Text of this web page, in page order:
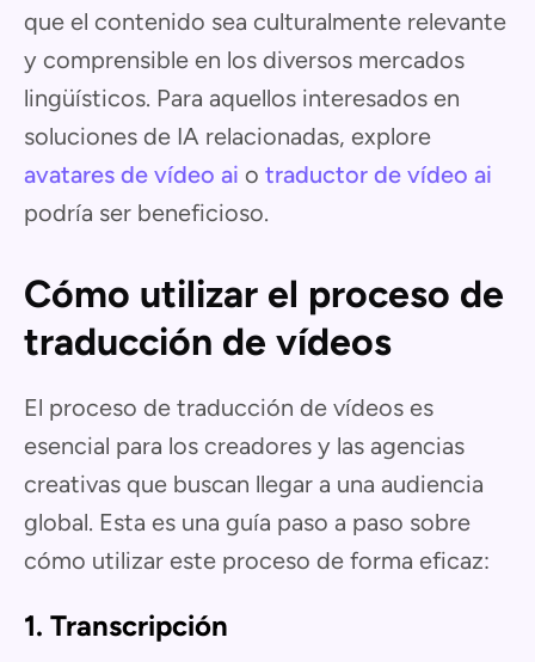
que el contenido sea culturalmente relevante
y comprensible en los diversos mercados
lingüísticos. Para aquellos interesados en
soluciones de IA relacionadas, explore
avatares de vídeo ai o traductor de vídeo ai
podría ser beneficioso.
Cómo utilizar el proceso de
traducción de vídeos
El proceso de traducción de vídeos es
esencial para los creadores y las agencias
creativas que buscan llegar a una audiencia
global. Esta es una guía paso a paso sobre
cómo utilizar este proceso de forma eficaz:
1. Transcripción